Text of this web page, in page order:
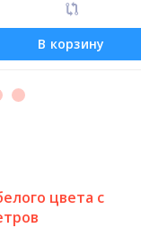
В корзину
цвета с